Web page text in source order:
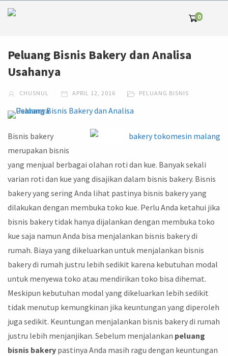
0
Peluang Bisnis Bakery dan Analisa
Usahanya
CHUSNUL APRIL 12, 2016 PELUANG BISNIS
Bisnis bakery
merupakan bisnis
yang menjual berbagai olahan roti dan kue. Banyak sekali
varian roti dan kue yang disajikan dalam bisnis bakery. Bisnis
bakery yang sering Anda lihat pastinya bisnis bakery yang
dilakukan dengan membuka toko kue. Perlu Anda ketahui jika
bisnis bakery tidak hanya dijalankan dengan membuka toko
kue saja namun Anda bisa menjalankan bisnis bakery di
rumah. Biaya yang dikeluarkan untuk menjalankan bisnis
bakery di rumah justru lebih sedikit karena kebutuhan modal
untuk menyewa toko atau mendirikan toko bisa dihemat.
Meskipun kebutuhan modal yang dikeluarkan lebih sedikit
tidak menutup kemungkinan jika keuntungan yang diperoleh
juga sedikit. Keuntungan menjalankan bisnis bakery di rumah
justru lebih menjanjikan. Sebelum menjalankan peluang
bisnis bakery pastinya Anda masih ragu dengan keuntungan